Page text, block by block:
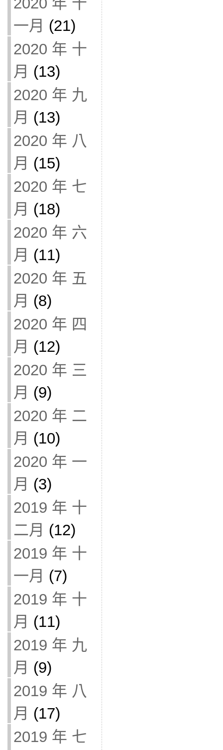
一月 (21)
2020 年 十
月 (13)
2020 年 九
月 (13)
2020 年 八
月 (15)
2020 年 七
月 (18)
2020 年 六
月 (11)
2020 年 五
月 (8)
2020 年 四
月 (12)
2020 年 三
月 (9)
2020 年 二
月 (10)
2020 年 一
月 (3)
2019 年 十
二月 (12)
2019 年 十
一月 (7)
2019 年 十
月 (11)
2019 年 九
月 (9)
2019 年 八
月 (17)
2019 年 七